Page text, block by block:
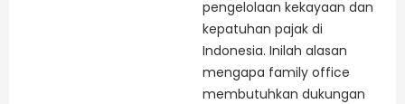
pengelolaan kekayaan dan
kepatuhan pajak di
Indonesia. Inilah alasan
mengapa family office
membutuhkan dukungan